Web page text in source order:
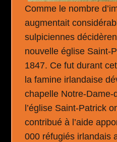
Comme le nombre
augmentait
sulpiciennes
nouvelle église Saint-
1847. Ce fut durant
la famine irlandaise
chapelle Notre-Dame-
l’église Saint-Patrick
contribué à l’aide
000 réfugiés irlandais